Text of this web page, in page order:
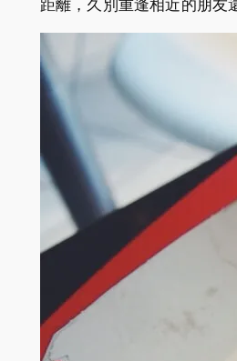
距離，久別重逢相近的朋友